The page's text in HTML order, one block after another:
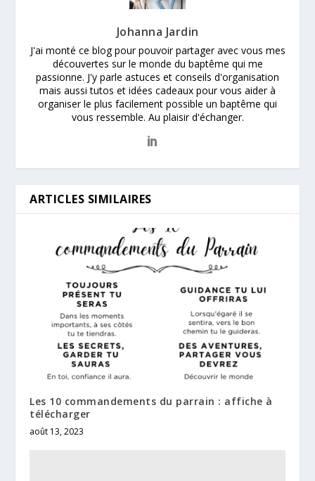
Johanna Jardin
J'ai monté ce blog pour pouvoir partager avec vous mes
découvertes sur le monde du baptême qui me
passionne. J'y parle astuces et conseils d'organisation
mais aussi tutos et idées cadeaux pour vous aider à
organiser le plus facilement possible un baptême qui
vous ressemble. Au plaisir d'échanger.
ARTICLES SIMILAIRES
Les 10 commandements du parrain : affiche à
télécharger
août 13, 2023